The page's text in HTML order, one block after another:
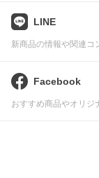
LINE
新商品の情報や関連コ
Facebook
おすすめ商品やオリジ